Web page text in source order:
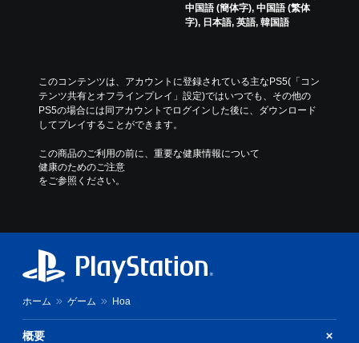
中国語 (簡体字), 中国語 (繁体
字), 日本語, 英語, 韓国語
このコンテンツは、アカウントに登録されている主なPS5(「コン
テンツ共有とオフラインプレイ」設定)ではいつでも、その他の
PS5の場合には同アカウントでログインした後に、ダウンロード
してプレイすることができます。
この商品のご利用の前に、重要な健康情報について
健康のためのご注意
をご参照ください。
ホーム ゲーム Hoa
概要